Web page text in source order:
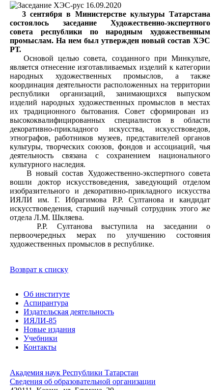
16.09.2020
3 сентября в Министерстве культуры Татарстана
состоялось заседание Художественно-экспертного
совета республики по народным художественным
промыслам. На нем был утвержден новый состав ХЭС
РТ.
Основой целью совета, созданного при Минкульте,
является отнесение изготавливаемых изделий к категории
народных художественных промыслов, а также
координация деятельности расположенных на территории
республики организаций, занимающихся выпуском
изделий народных художественных промыслов в местах
их традиционного бытования. Совет сформирован из
высококвалифицированных специалистов в области
декоративно-прикладного искусства, искусствоведов,
этнографов, работников музеев, представителей органов
культуры, творческих союзов, фондов и ассоциаций, чья
деятельность связана с сохранением национального
культурного наследия.
В новый состав Художественно-экспертного совета
вошли доктор искусствоведения, заведующий отделом
изобразительного и декоративно-прикладного искусства
ИЯЛИ им. Г. Ибрагимова Р.Р. Султанова и кандидат
искусствоведения, старший научный сотрудник этого же
отдела Л.М. Шкляева.
Р.Р. Султанова выступила на заседании о
первоочередных мерах по улучшению состояния
художественных промыслов в республике.
Возврат к списку
Об институте
Аспирантура
Издательская деятельность
ИЯЛИ-85
Новые издания
Учебники
Контакты
Академия наук Республики Татарстан
Сведения об образовательной организации